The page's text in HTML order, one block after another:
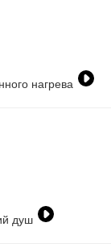
нагрева
душ